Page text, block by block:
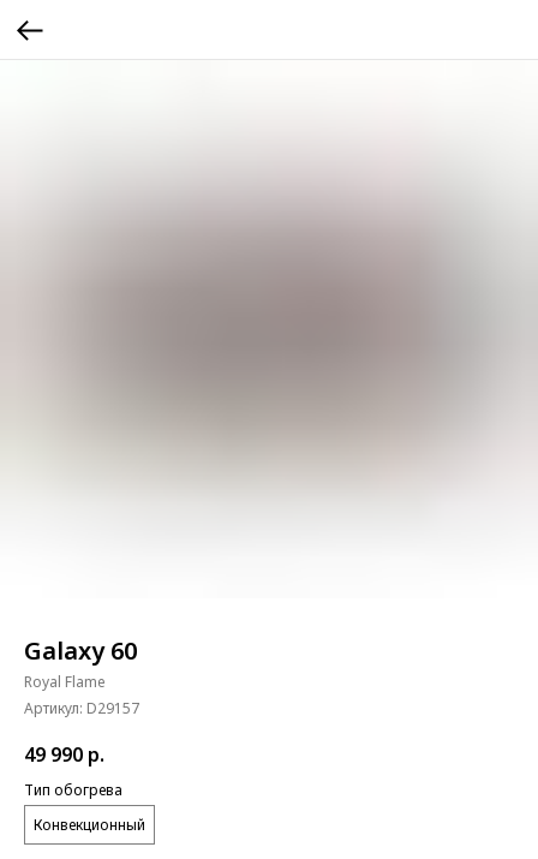
Galaxy 60
Royal Flame
Артикул: D29157
49 990 р.
Тип обогрева
Конвекционный